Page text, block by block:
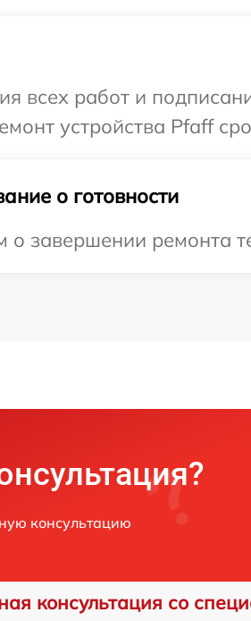
всех работ и
устройства Pfaff
о готовности
завершении ремонта
консультацию
консультация со